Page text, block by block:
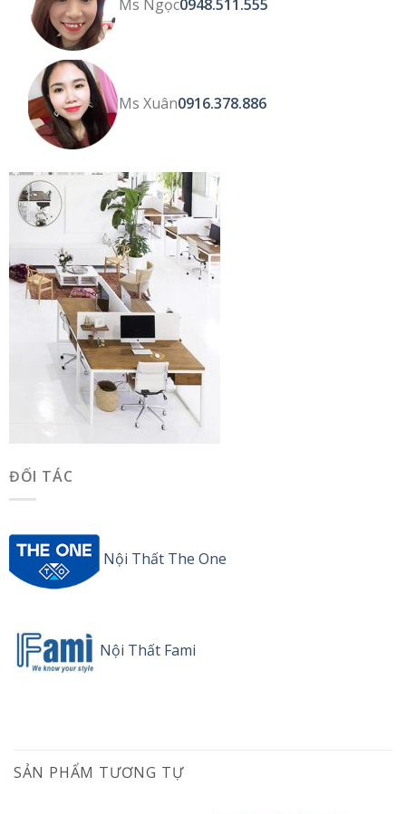
Ms Ngọc0948.511.555
Ms Xuân0916.378.886
ĐỐI TÁC
Nội Thất The One
Nội Thất Fami
SẢN PHẨM TƯƠNG TỰ